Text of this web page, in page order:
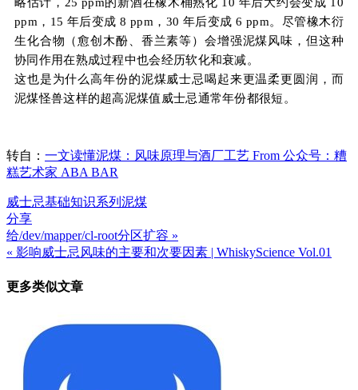
略估计，25 ppm的新酒在橡木桶熟化 10 年后大约会变成 10
ppm，15 年后变成 8 ppm，30 年后变成 6 ppm。尽管橡木衍
生化合物（愈创木酚、香兰素等）会增强泥煤风味，但这种
协同作用在熟成过程中也会经历软化和衰减。
这也是为什么高年份的泥煤威士忌喝起来更温柔更 圆润，而
泥煤怪兽这样的超高泥煤值威士忌通常年份都很短。
转自： 一文读懂泥煤：风味原理与酒厂工艺 From 公众号：糟
糕艺术家 ABA BAR
威士忌基础知识系列 泥煤
分享
文
导
给/dev/mapper/cl-root分区扩容 »
« 影响威士忌风味的主要和次要因素 | WhiskyScience Vol.01
更多类似文章